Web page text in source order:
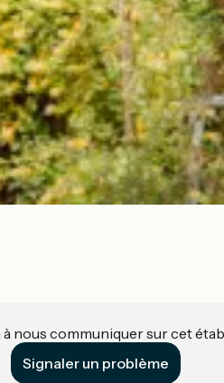
nous communiquer sur cet
Signaler un problème